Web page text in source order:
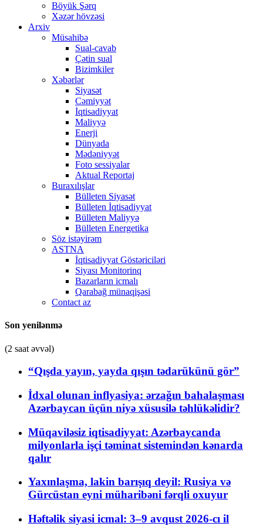
Böyük Şərq
Xəzər hövzəsi
Arxiv
Müsahibə
Sual-cavab
Çətin sual
Bizimkiler
Xəbərlər
Siyasət
Cəmiyyət
İqtisadiyyat
Maliyyə
Enerji
Dünyada
Mədəniyyət
Foto sessiyalar
Aktual Reportaj
Buraxılışlar
Bülleten Siyasət
Bülleten İqtisadiyyat
Bülleten Maliyyə
Bülleten Energetika
Söz istəyirəm
ASTNA
İqtisadiyyat Göstəriciləri
Siyası Monitorinq
Bazarların icmalı
Qarabağ münaqişəsi
Contact az
Son yenilənmə
(2 saat əvvəl)
“Qışda yayın, yayda qışın tədarükünü gör”
İdxal olunan inflyasiya: ərzağın bahalaşması
Azərbaycan üçün niyə xüsusilə təhlükəlidir?
Müqaviləsiz iqtisadiyyat: Azərbaycanda
milyonlarla işçi təminat sistemindən kənarda
qalır
Yaxınlaşma, lakin barışıq deyil: Rusiya və
Gürcüstan eyni müharibəni fərqli oxuyur
Həftəlik siyasi icmal: 3–9 avqust 2026-cı il